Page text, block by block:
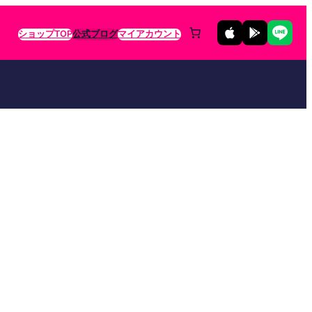
ショップTOP公式ブログマイアカウント